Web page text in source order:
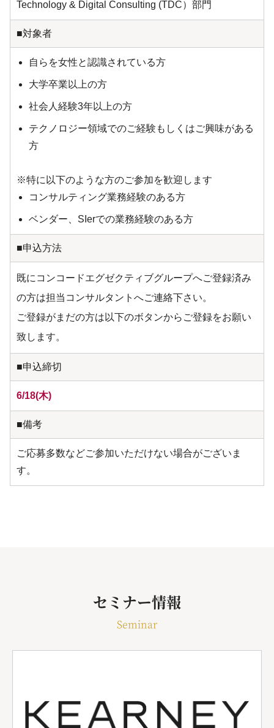
Technology & Digital Consulting (TDC）部門
■対象者
自らを女性と認識されている方
大学卒業以上の方
社会人経験3年以上の方
テクノロジー領域でのご経験もしくはご興味がある
方
※特に以下のような方のご参加を歓迎します
コンサルティング業務経験のある方
ベンダー、SIerでの業務経験のある方
■申込方法
既にコンコードエグゼクティブグループへご登録済み
の方は担当コンサルタントへご連絡下さい。
ご登録がまだの方は以下のボタンからご登録をお願い
致します。
■申込締切
6/18(木)
■備考
ご応募多数などご参加いただけない場合がございま
す。
セミナー情報
Seminar